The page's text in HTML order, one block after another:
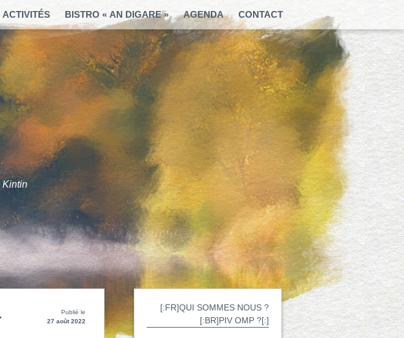
ACTIVITÉS BISTRO « AN DIGARE » AGENDA CONTACT
Kintin
Publié le
27 août 2022
[:FR]QUI SOMMES NOUS ?
[:BR]PIV OMP ?[:]